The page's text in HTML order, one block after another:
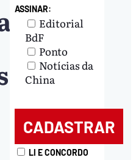
ASSINAR:
Editorial
BdF
Ponto
Notícias da
China
LI E CONCORDO